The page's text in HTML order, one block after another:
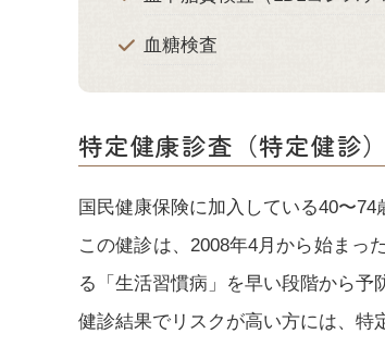
血糖検査
特定健康診査（特定健診）
国民健康保険に加入している40〜74
この健診は、2008年4月から始まっ
る「生活習慣病」を早い段階から予
健診結果でリスクが高い方には、特